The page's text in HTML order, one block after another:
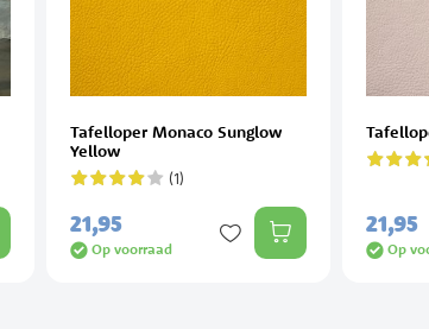
Tafelloper Monaco Sunglow
Yellow
Waardering: (1)
21,95
Op voorraad
21,95
Op